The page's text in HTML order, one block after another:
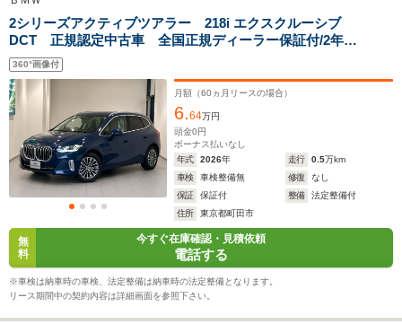
駆動方式 FF、4WD FF、4WD
2シリーズアクティブツアラー 218i エクスクルーシブ
DCT 正規認定中古車 全国正規ディーラー保証付/2年・
走行距離無制限 ヘッドアップディスプレイ アクティ
ブクルーズコントロール ハーマンカードン シートヒ
ーター ワイヤレス充電 アンドロイドオート
360°画像付
月額（60 ヵ月リースの場合）
6.64万円
頭金0円
ボーナス払いなし
年式
2026年 走行 0.5万km
車検
車検整備無 修復
なし
保証
保証付 整備
法定整備付
住所
東京都町田市
無
料
今すぐ在庫確認・見積依頼
電話する
※車検は納車時の車検、法定整備は納車時の法定整備となります。
リース期間中の契約内容は詳細画面を参照下さい。